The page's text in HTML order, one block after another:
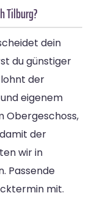
Tilburg?
dein
du günstiger
der
eigenem
Obergeschoss,
der
wir in
Passende
mit.